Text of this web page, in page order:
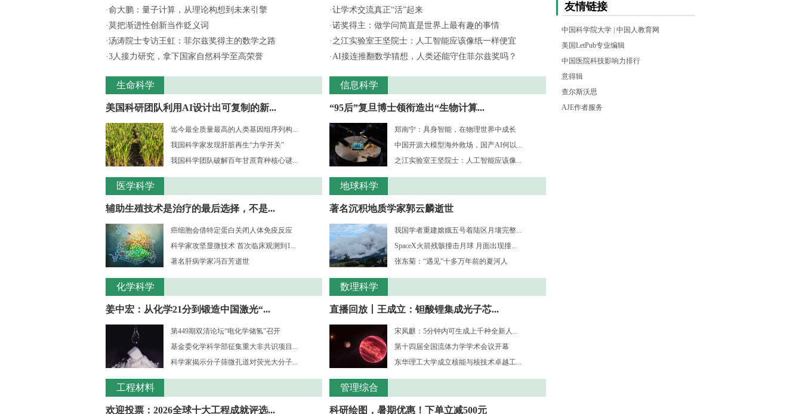
·俞大鹏：量子计算，从理论构想到未来引擎
·莫把渐进性创新当作贬义词
·汤涛院士专访王虹：菲尔兹奖得主的数学之路
·3人接力研究，拿下国家自然科学至高荣誉
生命科学
美国科研团队利用AI设计出可复制的新...
迄今最全质量最高的人类基因组序列构...
我国科学家发现肝脏再生“力学开关”
我国科学团队破解百年甘蔗育种核心谜...
医学科学
辅助生殖技术是治疗的最后选择，不是...
癌细胞会借特定蛋白关闭人体免疫反应
科学家攻坚显微技术 首次临床观测到1...
著名肝病学家冯百芳逝世
化学科学
姜中宏：从化学21分到锻造中国激光“...
第449期双清论坛“电化学储氢”召开
基金委化学科学部征集重大非共识项目...
科学家揭示分子筛微孔道对荧光大分子...
工程材料
欢迎投票：2026全球十大工程成就评选...
·让学术交流真正“活”起来
·诺奖得主：做学问简直是世界上最有趣的事情
· 之江实验室王坚院士：人工智能应该像纸一样便宜
·AI接连推翻数学猜想，人类还能守住菲尔兹奖吗？
信息科学
“95后”复旦博士领衔造出“生物计算...
郑南宁：具身智能，在物理世界中成长
中国开源大模型海外救场，国产AI何以...
之江实验室王坚院士：人工智能应该像...
地球科学
著名沉积地质学家郭云麟逝世
我国学者重建嫦娥五号着陆区月壤完整...
SpaceX火箭残骸撞击月球 月面出现撞...
张东菊：“遇见”十多万年前的夏河人
数理科学
直播回放丨王成立：钽酸锂集成光子芯...
宋凤麒：5分钟内可生成上千种全新人...
第十四届全国流体力学学术会议开幕
东华理工大学成立核能与核技术卓越工...
管理综合
科研绘图，暑期优惠！下单立减500元
友情链接
中国科学院大学 中国人教育网
美国LetPub专业编辑
中国医院科技影响力排行
意得辑
查尔斯沃思
AJE作者服务